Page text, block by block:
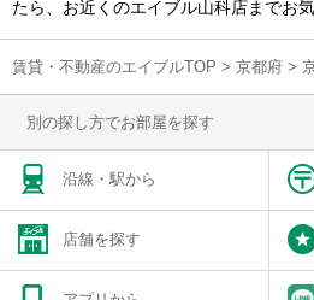
たら、お近くのエイブル山科店までお
賃貸・不動産のエイブルTOP > 京都府 >
別の探し方でお部屋を探す
沿線・駅から
店舗を探す